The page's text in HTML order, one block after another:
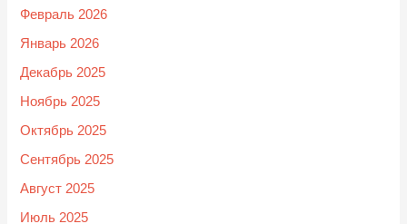
Февраль 2026
Январь 2026
Декабрь 2025
Ноябрь 2025
Октябрь 2025
Сентябрь 2025
Август 2025
Июль 2025